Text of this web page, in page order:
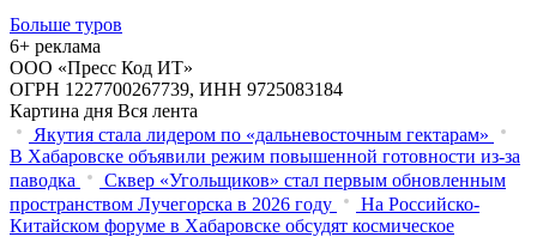
Больше туров
6+ реклама
ООО «Пресс Код ИТ»
ОГРН 1227700267739, ИНН 9725083184
Картина дня Вся лента
Якутия стала лидером по «дальневосточным гектарам»
В Хабаровске объявили режим повышенной готовности из‑за
паводка
Сквер «Угольщиков» стал первым обновленным
пространством Лучегорска в 2026 году
На Российско-
Китайском форуме в Хабаровске обсудят космическое